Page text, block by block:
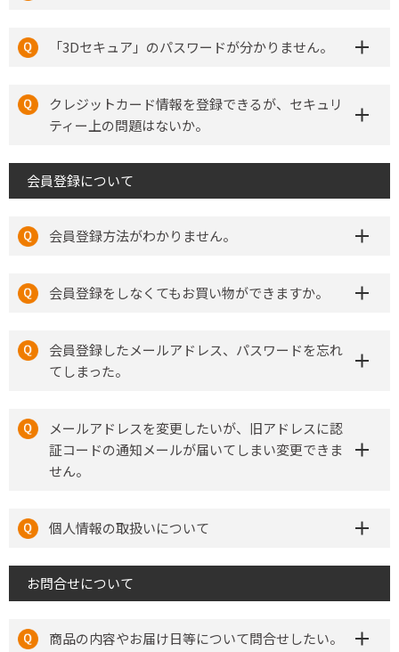
「3Dセキュア」のパスワードが分かりません。
クレジットカード情報を登録できるが、セキュリ
ティー上の問題はないか。
会員登録について
会員登録方法がわかりません。
会員登録をしなくてもお買い物ができますか。
会員登録したメールアドレス、パスワードを忘れ
てしまった。
メールアドレスを変更したいが、旧アドレスに認
証コードの通知メールが届いてしまい変更できま
せん。
個人情報の取扱いについて
お問合せについて
商品の内容やお届け日等について問合せしたい。